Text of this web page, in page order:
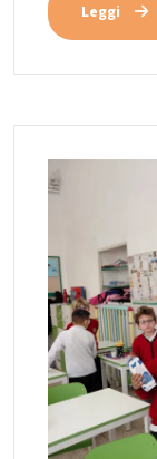
Leggi